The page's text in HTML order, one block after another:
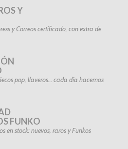
Y
y Correos certificado, con extra de
pop, llaveros… cada día hacemos
FUNKO
en stock: nuevos, raros y Funkos